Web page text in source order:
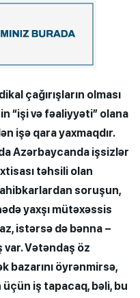
çağırışların olması
“işi və fəaliyyəti” olana
işə qara yaxmaqdır.
Azərbaycanda işsizlər
təhsili olan
soruşun,
yaxşı mütəxəssis
istərsə də bənna –
var. Vətəndaş öz
bazarını öyrənmirsə,
iş tapacaq, bəli, bu